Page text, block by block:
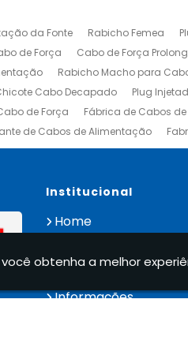
da Fonte Rabicho Femea
de Força Cabo de Força
Rabicho Macho para
Cabo Decapado Plug
de Força Fábrica de Cabos
de Cabos de Alimentação
Femea Extensao Plugues Injetados
Cabo de Força para Informática
Institucional
Home
Produtos
Informações
obtenha a melhor